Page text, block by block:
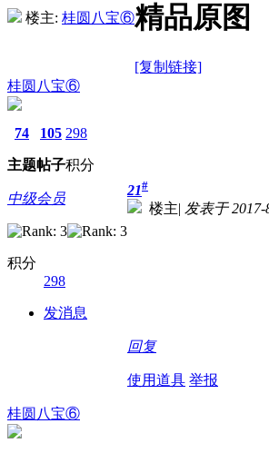
楼主: 桂圆八宝⑥精品原图
[复制链接]
桂圆八宝⑥
74
主题
105
帖子
298
积分
中级会员
积分
298
发消息
21#
楼主| 发表于 2017-
回复
使用道具 举报
桂圆八宝⑥